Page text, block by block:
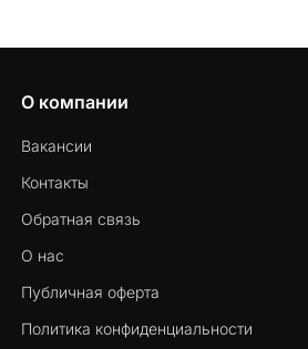
О компании
Вакансии
Контакты
Обратная связь
О нас
Публичная оферта
Политика конфиденциальности